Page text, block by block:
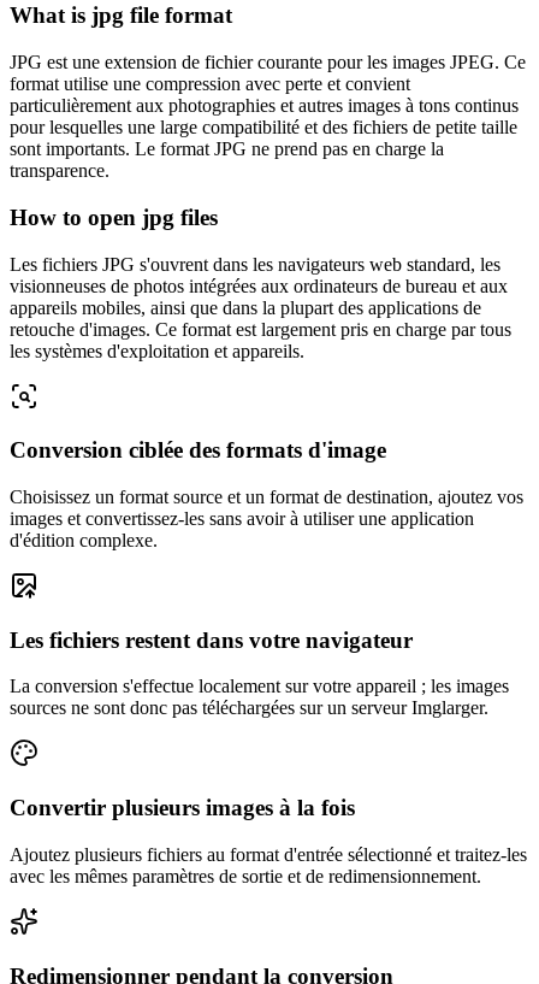
What is jpg file format
JPG est une extension de fichier courante pour les images JPEG. Ce
format utilise une compression avec perte et convient
particulièrement aux photographies et autres images à tons continus
pour lesquelles une large compatibilité et des fichiers de petite taille
sont importants. Le format JPG ne prend pas en charge la
transparence.
How to open jpg files
Les fichiers JPG s'ouvrent dans les navigateurs web standard, les
visionneuses de photos intégrées aux ordinateurs de bureau et aux
appareils mobiles, ainsi que dans la plupart des applications de
retouche d'images. Ce format est largement pris en charge par tous
les systèmes d'exploitation et appareils.
Conversion ciblée des formats d'image
Choisissez un format source et un format de destination, ajoutez vos
images et convertissez-les sans avoir à utiliser une application
d'édition complexe.
Les fichiers restent dans votre navigateur
La conversion s'effectue localement sur votre appareil ; les images
sources ne sont donc pas téléchargées sur un serveur Imglarger.
Convertir plusieurs images à la fois
Ajoutez plusieurs fichiers au format d'entrée sélectionné et traitez-les
avec les mêmes paramètres de sortie et de redimensionnement.
Redimensionner pendant la conversion